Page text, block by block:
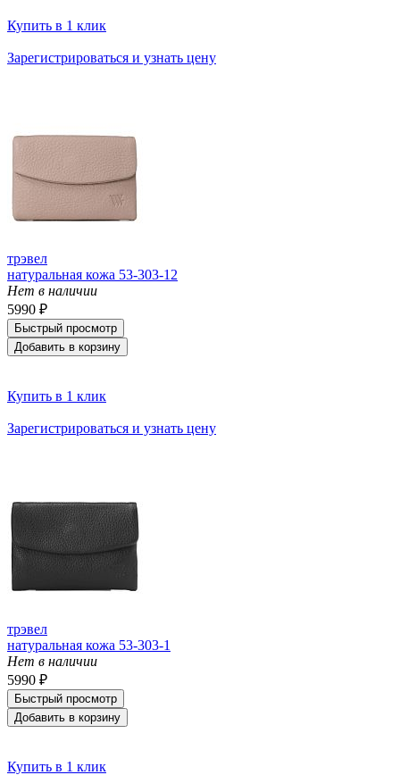
Купить в 1 клик
Зарегистрироваться и узнать цену
трэвел
натуральная кожа 53-303-12
Нет в наличии
5990 ₽
Быстрый просмотр
Добавить в корзину
Купить в 1 клик
Зарегистрироваться и узнать цену
трэвел
натуральная кожа 53-303-1
Нет в наличии
5990 ₽
Быстрый просмотр
Добавить в корзину
Купить в 1 клик